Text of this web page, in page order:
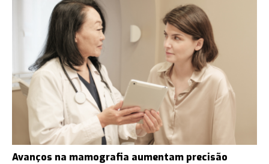
Avanços na mamografia aumentam precisão